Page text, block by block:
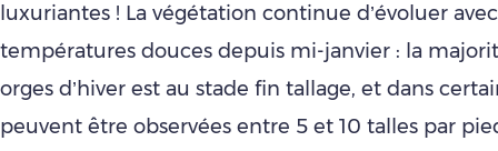
luxuriantes ! La végétation continue d’évoluer
températures douces depuis mi-janvier : la
orges d’hiver est au stade fin tallage, et dans
peuvent être observées entre 5 et 10 talles par